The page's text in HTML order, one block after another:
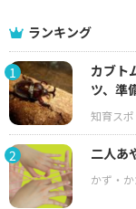
ランキング
1
カブト
ツ、準
2 二人あ